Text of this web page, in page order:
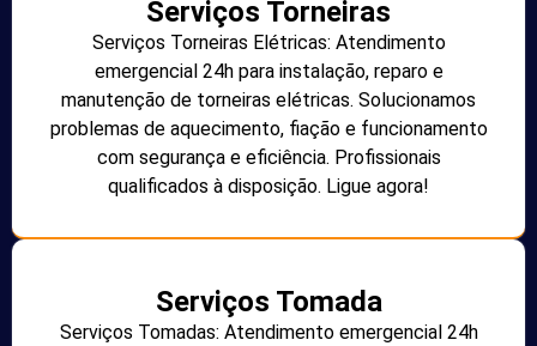
Serviços Torneiras
Serviços Torneiras Elétricas: Atendimento
emergencial 24h para instalação, reparo e
manutenção de torneiras elétricas. Solucionamos
problemas de aquecimento, fiação e funcionamento
com segurança e eficiência. Profissionais
qualificados à disposição. Ligue agora!
Serviços Tomada
Serviços Tomadas: Atendimento emergencial 24h